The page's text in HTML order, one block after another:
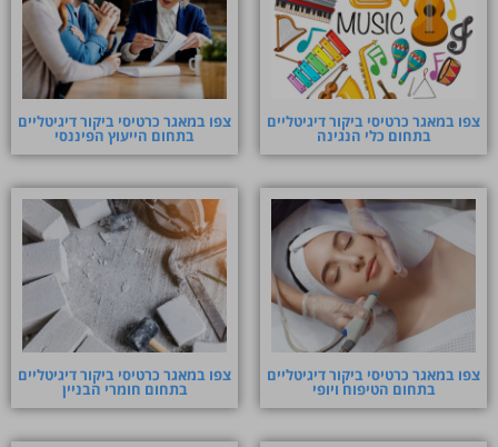
צפו במאגר כרטיסי ביקור דיגיטליים
בתחום כלי הנגינה
צפו במאגר כרטיסי ביקור דיגיטליים
בתחום הייעוץ הפיננסי
צפו במאגר כרטיסי ביקור דיגיטליים
בתחום הטיפוח ויופי
צפו במאגר כרטיסי ביקור דיגיטליים
בתחום חומרי הבניין